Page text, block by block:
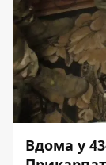
Вдома у